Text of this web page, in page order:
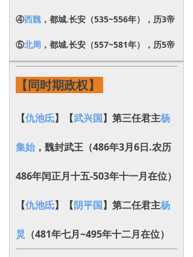
④西魏 ，都城.长安（535~556年），历3帝
⑤北周 ，都城.长安（557~581年），历5帝
【同时期政权】
【仇池氐】【武兴国】第三任君主杨
集始 ，魏封武王 （486年3月6日.农历
486年闰正月十五-503年十一月在位）
【仇池氐】 【阴平国】第二任君主杨
炅 （481年七月~495年十二月在位）